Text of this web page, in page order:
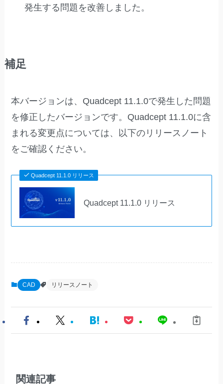
発生する問題を改善しました。
補足
本バージョンは、Quadcept 11.1.0で発生した問題
を修正したバージョンです。Quadcept 11.1.0に含
まれる変更点については、以下のリリースノート
をご確認ください。
Quadcept 11.1.0 リリース
Quadcept 11.1.0 リリース
CAD リリースノート
関連記事